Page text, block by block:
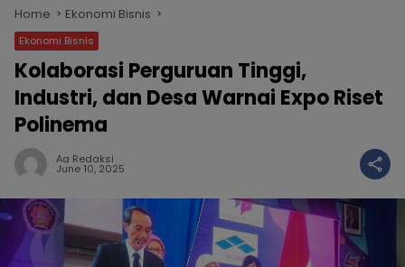
Home Ekonomi Bisnis
Ekonomi Bisnis
Kolaborasi Perguruan Tinggi,
Industri, dan Desa Warnai Expo Riset
Polinema
Aa Redaksi
June 10, 2025